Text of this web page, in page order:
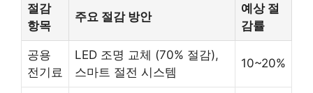
절감
항목
주요 절감 방안
예상 절
감률
공용
전기료
LED 조명 교체 (70% 절감),
스마트 절전 시스템
10~20%